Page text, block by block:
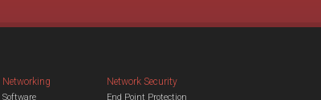
Networking
Software
Network Security
End Point Protection